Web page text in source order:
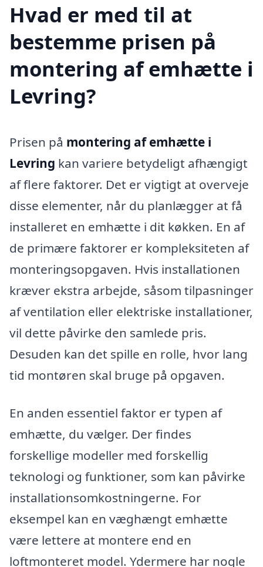
Hvad er med til at
bestemme prisen på
montering af emhætte i
Levring?
Prisen på montering af emhætte i
Levring kan variere betydeligt afhængigt
af flere faktorer. Det er vigtigt at overveje
disse elementer, når du planlægger at få
installeret en emhætte i dit køkken. En af
de primære faktorer er kompleksiteten af
monteringsopgaven. Hvis installationen
kræver ekstra arbejde, såsom tilpasninger
af ventilation eller elektriske installationer,
vil dette påvirke den samlede pris.
Desuden kan det spille en rolle, hvor lang
tid montøren skal bruge på opgaven.
En anden essentiel faktor er typen af
emhætte, du vælger. Der findes
forskellige modeller med forskellig
teknologi og funktioner, som kan påvirke
installationsomkostningerne. For
eksempel kan en væghængt emhætte
være lettere at montere end en
loftmonteret model. Ydermere har nogle